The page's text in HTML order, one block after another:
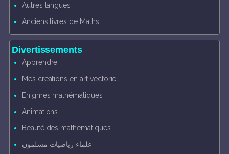
Autres langues
Anciens livres de Maths
Divertissements
Apprendre
Mes créations en art vectoriel
Enigmes mathématiques
Animations
Beauté des mathématiques
علماء رياضيات مسلمون